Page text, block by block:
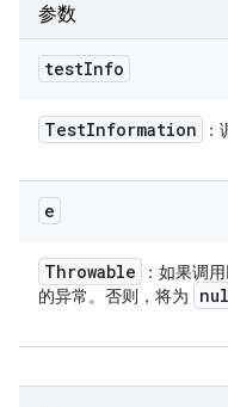
参数
testInfo
TestInformation
e
Throwable
：如果调
的异常。否则，将为